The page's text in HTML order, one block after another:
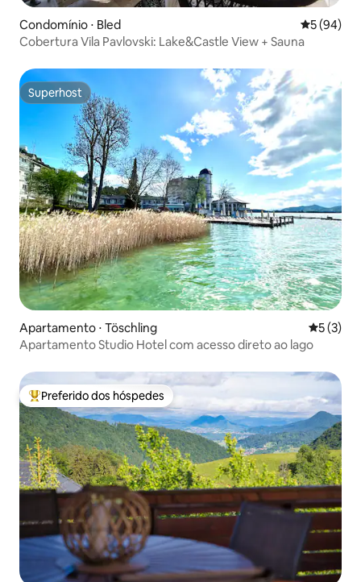
Condomínio ⋅ Bled 5 de uma
5 (94)
Cobertura Vila Pavlovski: Lake&Castle View + Sauna
Superhost
Superhost
Apartamento ⋅ Töschling 5 de
5 (3)
Apartamento Studio Hotel com acesso direto ao lago
Entre os melhores preferidos dos hóspedes
Preferido dos hóspedes